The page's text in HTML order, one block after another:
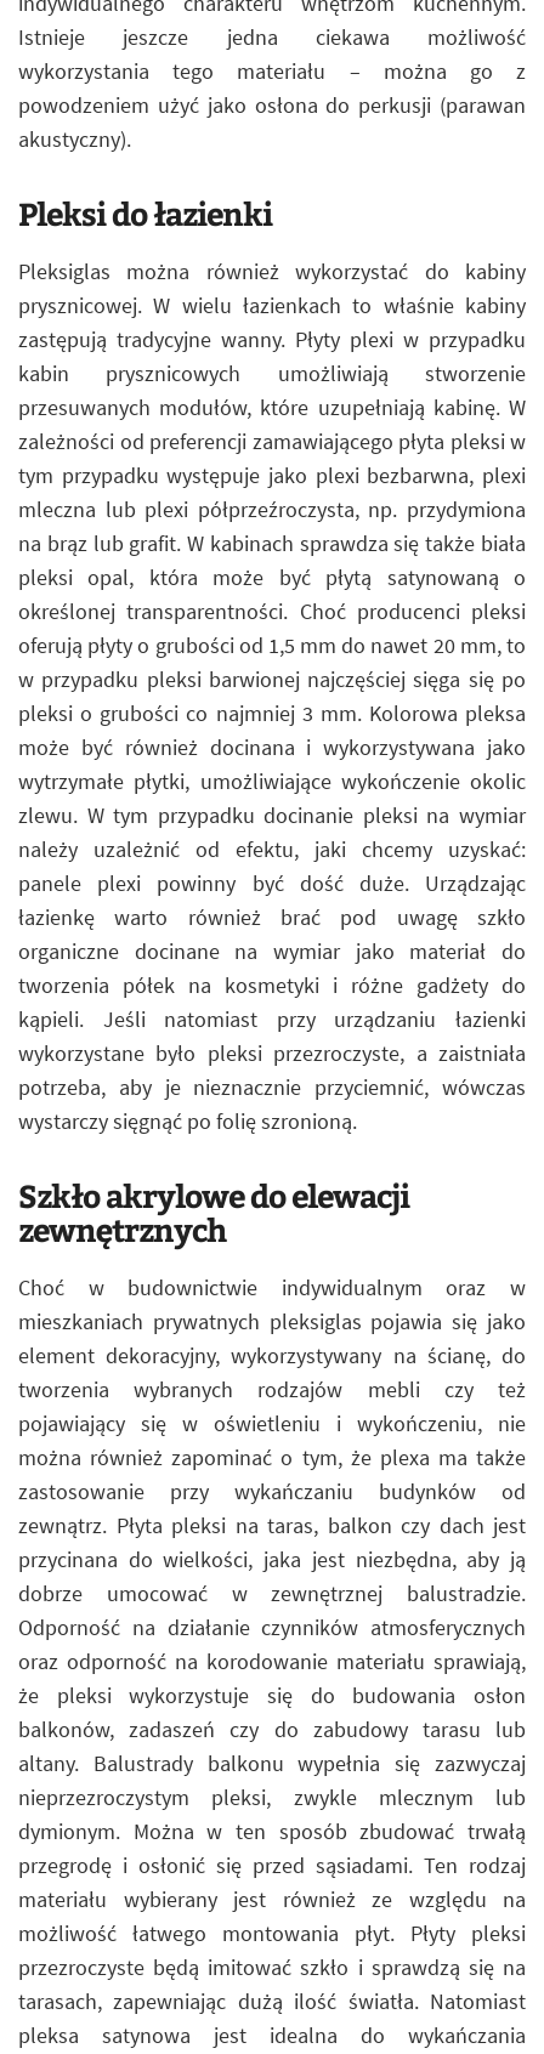
Istnieje jeszcze jedna ciekawa możliwość
wykorzystania tego materiału – można go z
powodzeniem użyć jako osłona do perkusji (parawan
akustyczny).
Pleksi do łazienki
Pleksiglas można również wykorzystać do kabiny
prysznicowej. W wielu łazienkach to właśnie kabiny
zastępują tradycyjne wanny. Płyty plexi w przypadku
kabin prysznicowych umożliwiają stworzenie
przesuwanych modułów, które uzupełniają kabinę. W
zależności od preferencji zamawiającego płyta pleksi w
tym przypadku występuje jako plexi bezbarwna, plexi
mleczna lub plexi półprzeźroczysta, np. przydymiona
na brąz lub grafit. W kabinach sprawdza się także biała
pleksi opal, która może być płytą satynowaną o
określonej transparentności. Choć producenci pleksi
oferują płyty o grubości od 1,5 mm do nawet 20 mm, to
w przypadku pleksi barwionej najczęściej sięga się po
pleksi o grubości co najmniej 3 mm. Kolorowa pleksa
może być również docinana i wykorzystywana jako
wytrzymałe płytki, umożliwiające wykończenie okolic
zlewu. W tym przypadku docinanie pleksi na wymiar
należy uzależnić od efektu, jaki chcemy uzyskać:
panele plexi powinny być dość duże. Urządzając
łazienkę warto również brać pod uwagę szkło
organiczne docinane na wymiar jako materiał do
tworzenia półek na kosmetyki i różne gadżety do
kąpieli. Jeśli natomiast przy urządzaniu łazienki
wykorzystane było pleksi przezroczyste, a zaistniała
potrzeba, aby je nieznacznie przyciemnić, wówczas
wystarczy sięgnąć po folię szronioną.
Szkło akrylowe do elewacji
zewnętrznych
Choć w budownictwie indywidualnym oraz w
mieszkaniach prywatnych pleksiglas pojawia się jako
element dekoracyjny, wykorzystywany na ścianę, do
tworzenia wybranych rodzajów mebli czy też
pojawiający się w oświetleniu i wykończeniu, nie
można również zapominać o tym, że plexa ma także
zastosowanie przy wykańczaniu budynków od
zewnątrz. Płyta pleksi na taras, balkon czy dach jest
przycinana do wielkości, jaka jest niezbędna, aby ją
dobrze umocować w zewnętrznej balustradzie.
Odporność na działanie czynników atmosferycznych
oraz odporność na korodowanie materiału sprawiają,
że pleksi wykorzystuje się do budowania osłon
balkonów, zadaszeń czy do zabudowy tarasu lub
altany. Balustrady balkonu wypełnia się zazwyczaj
nieprzezroczystym pleksi, zwykle mlecznym lub
dymionym. Można w ten sposób zbudować trwałą
przegrodę i osłonić się przed sąsiadami. Ten rodzaj
materiału wybierany jest również ze względu na
możliwość łatwego montowania płyt. Płyty pleksi
przezroczyste będą imitować szkło i sprawdzą się na
tarasach, zapewniając dużą ilość światła. Natomiast
pleksa satynowa jest idealna do wykańczania